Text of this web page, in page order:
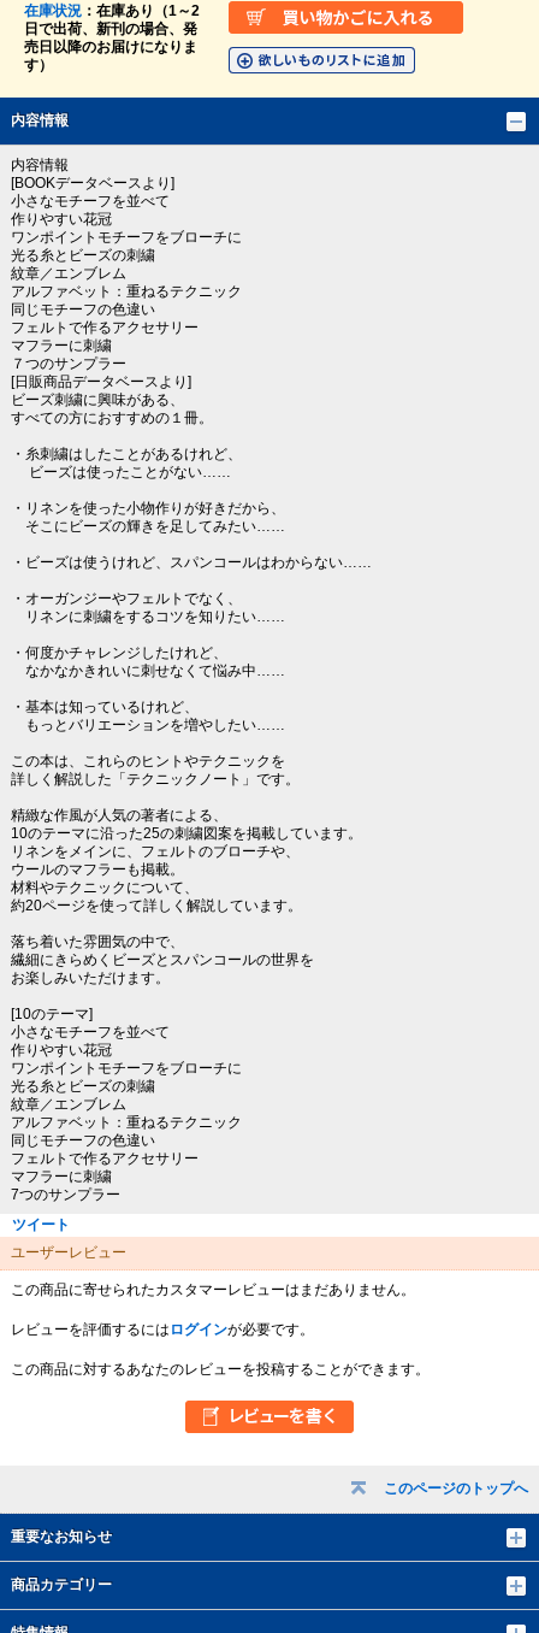
このページのトップへ
重要なお知らせ
商品カテゴリー
在庫状況：在庫あり（1～2
日で出荷、新刊の場合、発
売日以降のお届けになりま
す）
内容情報
内容情報
[BOOKデータベースより]
小さなモチーフを並べて
作りやすい花冠
ワンポイントモチーフをブローチに
光る糸とビーズの刺繍
紋章／エンブレム
アルファベット：重ねるテクニック
同じモチーフの色違い
フェルトで作るアクセサリー
マフラーに刺繍
７つのサンプラー
[日販商品データベースより]
ビーズ刺繍に興味がある、
すべての方におすすめの１冊。
・糸刺繍はしたことがあるけれど、
ビーズは使ったことがない……
・リネンを使った小物作りが好きだから、
そこにビーズの輝きを足してみたい……
・ビーズは使うけれど、スパンコールはわからない……
・オーガンジーやフェルトでなく、
リネンに刺繍をするコツを知りたい……
・何度かチャレンジしたけれど、
なかなかきれいに刺せなくて悩み中……
・基本は知っているけれど、
もっとバリエーションを増やしたい……
この本は、これらのヒントやテクニックを
詳しく解説した「テクニックノート」です。
精緻な作風が人気の著者による、
10のテーマに沿った25の刺繍図案を掲載しています。
リネンをメインに、フェルトのブローチや、
ウールのマフラーも掲載。
材料やテクニックについて、
約20ページを使って詳しく解説しています。
落ち着いた雰囲気の中で、
繊細にきらめくビーズとスパンコールの世界を
お楽しみいただけます。
[10のテーマ]
小さなモチーフを並べて
作りやすい花冠
ワンポイントモチーフをブローチに
光る糸とビーズの刺繍
紋章／エンブレム
アルファベット：重ねるテクニック
同じモチーフの色違い
フェルトで作るアクセサリー
マフラーに刺繍
7つのサンプラー
ツイート
ユーザーレビュー
この商品に寄せられたカスタマーレビューはまだありません。
レビューを評価するには ログインが必要です。
この商品に対するあなたのレビューを投稿することができます。